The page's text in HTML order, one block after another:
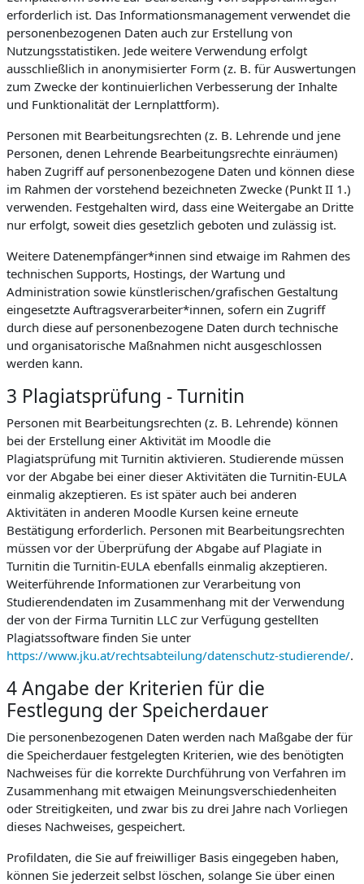
erforderlich ist. Das Informationsmanagement verwendet die
personenbezogenen Daten auch zur Erstellung von
Nutzungsstatistiken. Jede weitere Verwendung erfolgt
ausschließlich in anonymisierter Form (z. B. für Auswertungen
zum Zwecke der kontinuierlichen Verbesserung der Inhalte
und Funktionalität der Lernplattform).
Personen mit Bearbeitungsrechten (z. B. Lehrende und jene
Personen, denen Lehrende Bearbeitungsrechte einräumen)
haben Zugriff auf personenbezogene Daten und können diese
im Rahmen der vorstehend bezeichneten Zwecke (Punkt II 1.)
verwenden. Festgehalten wird, dass eine Weitergabe an Dritte
nur erfolgt, soweit dies gesetzlich geboten und zulässig ist.
Weitere Datenempfänger*innen sind etwaige im Rahmen des
technischen Supports, Hostings, der Wartung und
Administration sowie künstlerischen/grafischen Gestaltung
eingesetzte Auftragsverarbeiter*innen, sofern ein Zugriff
durch diese auf personenbezogene Daten durch technische
und organisatorische Maßnahmen nicht ausgeschlossen
werden kann.
3 Plagiatsprüfung - Turnitin
Personen mit Bearbeitungsrechten (z. B. Lehrende) können
bei der Erstellung einer Aktivität im Moodle die
Plagiatsprüfung mit Turnitin aktivieren. Studierende müssen
vor der Abgabe bei einer dieser Aktivitäten die Turnitin-EULA
einmalig akzeptieren. Es ist später auch bei anderen
Aktivitäten in anderen Moodle Kursen keine erneute
Bestätigung erforderlich. Personen mit Bearbeitungsrechten
müssen vor der Überprüfung der Abgabe auf Plagiate in
Turnitin die Turnitin-EULA ebenfalls einmalig akzeptieren.
Weiterführende Informationen zur Verarbeitung von
Studierendendaten im Zusammenhang mit der Verwendung
der von der Firma Turnitin LLC zur Verfügung gestellten
Plagiatssoftware finden Sie unter
https://www.jku.at/rechtsabteilung/datenschutz-studierende/.
4 Angabe der Kriterien für die
Festlegung der Speicherdauer
Die personenbezogenen Daten werden nach Maßgabe der für
die Speicherdauer festgelegten Kriterien, wie des benötigten
Nachweises für die korrekte Durchführung von Verfahren im
Zusammenhang mit etwaigen Meinungsverschiedenheiten
oder Streitigkeiten, und zwar bis zu drei Jahre nach Vorliegen
dieses Nachweises, gespeichert.
Profildaten, die Sie auf freiwilliger Basis eingegeben haben,
können Sie jederzeit selbst löschen, solange Sie über einen